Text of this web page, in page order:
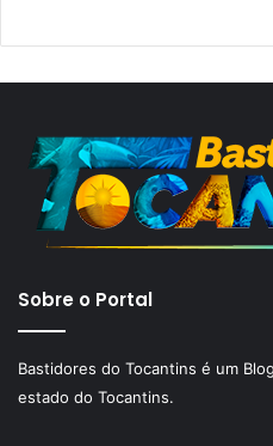
Sobre o Portal
Bastidores do Tocantins é um
estado do Tocantins.